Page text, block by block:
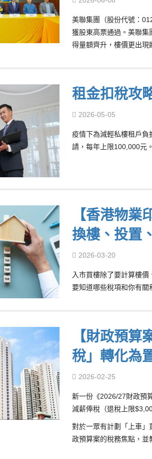
美聯集團（股份代號：
獲股東高票通過。美聯
得量額齊升，樓價更出現
租金扣稅攻
2026-05-05
疫情下為減輕私樓租戶負
請，每年上限100,000元
【香港物
換樓、投置
2026-03-20
入市買樓除了要計算樓
要知道哪些稅項和你有關
【財政預
稅」轉化為
2026-02-25
新一份《2026/27財政預
減薪俸稅（退稅上限
對於一眾有計劃「上車
政預算案的稅務焦點，並